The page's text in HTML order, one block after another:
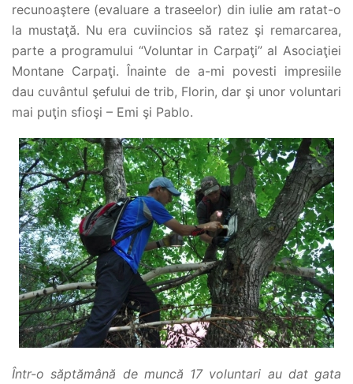
recunoaştere (evaluare a traseelor) din iulie am ratat-o
la mustaţă. Nu era cuviincios să ratez şi remarcarea,
parte a programului “Voluntar in Carpaţi” al Asociaţiei
Montane Carpaţi. Înainte de a-mi povesti impresiile
dau cuvântul şefului de trib, Florin, dar şi unor voluntari
mai puţin sfioşi – Emi şi Pablo.
Într-o săptămână de muncă 17 voluntari au dat gata